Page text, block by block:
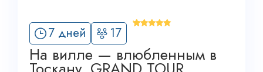
7 дней 17
'
На вилле — влюбленным в